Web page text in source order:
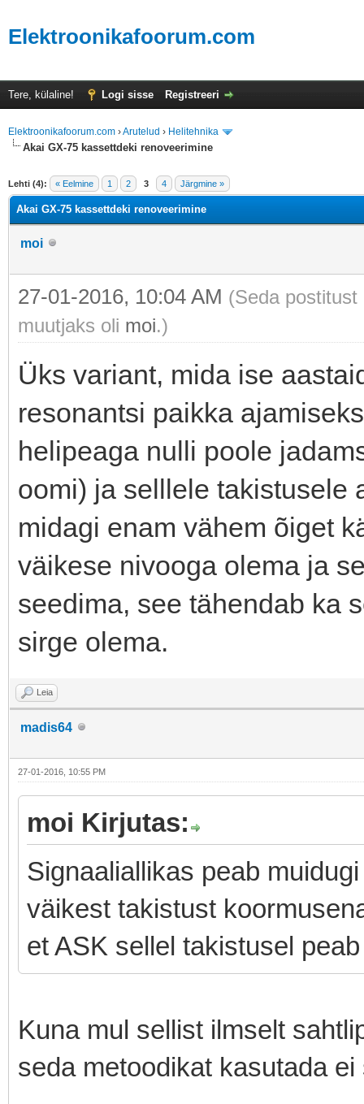
Elektroonikafoorum.com
Tere, külaline! Logi sisse Registreeri
Elektroonikafoorum.com ›Arutelud › Helitehnika
Akai GX-75 kassettdeki renoveerimine
Lehti (4): « Eelmine 1 2 3 4 Järgmine »
Akai GX-75 kassettdeki renoveerimine
moi
27-01-2016, 10:04 AM (Seda
muutjaks oli moi.)
Üks variant, mida ise
resonantsi paikka
helipeaga nulli poole
oomi) ja selllele takistusele
midagi enam vähem õiget
väikese nivooga olema ja
seedima, see tähendab ka
sirge olema.
Leia
madis64
27-01-2016, 10:55 PM
moi Kirjutas:
Signaaliallikas peab
väikest takistust
et ASK sellel takistusel
Kuna mul sellist ilmselt
seda metoodikat kasutada ei